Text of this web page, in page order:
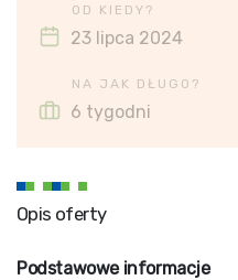
OD KIEDY?
23 lipca 2024
NA JAK DŁUGO?
6 tygodni
Opis oferty
Podstawowe informacje